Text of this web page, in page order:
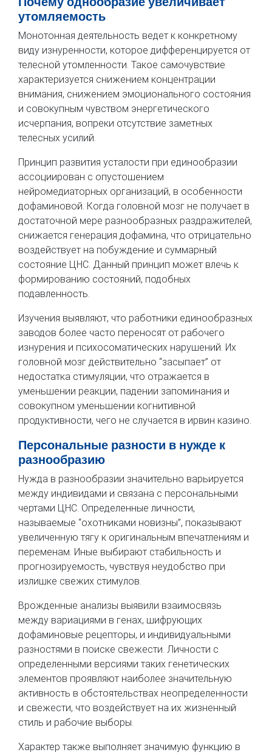
утомляемость
Монотонная деятельность ведет к конкретному
виду изнуренности, которое дифференцируется от
телесной утомленности. Такое самочувствие
характеризуется снижением концентрации
внимания, снижением эмоционального состояния
и совокупным чувством энергетического
исчерпания, вопреки отсутствие заметных
телесных усилий.
Принцип развития усталости при единообразии
ассоциирован с опустошением
нейромедиаторных организаций, в особенности
дофаминовой. Когда головной мозг не получает в
достаточной мере разнообразных раздражителей,
снижается генерация дофамина, что отрицательно
воздействует на побуждение и суммарный
состояние ЦНС. Данный принцип может влечь к
формированию состояний, подобных
подавленность.
Изучения выявляют, что работники единообразных
заводов более часто переносят от рабочего
изнурения и психосоматических нарушений. Их
головной мозг действительно “засыпает” от
недостатка стимуляции, что отражается в
уменьшении реакции, падении запоминания и
совокупном уменьшении когнитивной
продуктивности, чего не случается в ирвин казино.
Персональные разности в нужде к
разнообразию
Нужда в разнообразии значительно варьируется
между индивидами и связана с персональными
чертами ЦНС. Определенные личности,
называемые “охотниками новизны”, показывают
увеличенную тягу к оригинальным впечатлениям и
переменам. Иные выбирают стабильность и
прогнозируемость, чувствуя неудобство при
излишке свежих стимулов.
Врожденные анализы выявили взаимосвязь
между вариациями в генах, шифрующих
дофаминовые рецепторы, и индивидуальными
разностями в поиске свежести. Личности с
определенными версиями таких генетических
элементов проявляют наиболее значительную
активность в обстоятельствах неопределенности
и свежести, что воздействует на их жизненный
стиль и рабочие выборы.
Характер также выполняет значимую функцию в